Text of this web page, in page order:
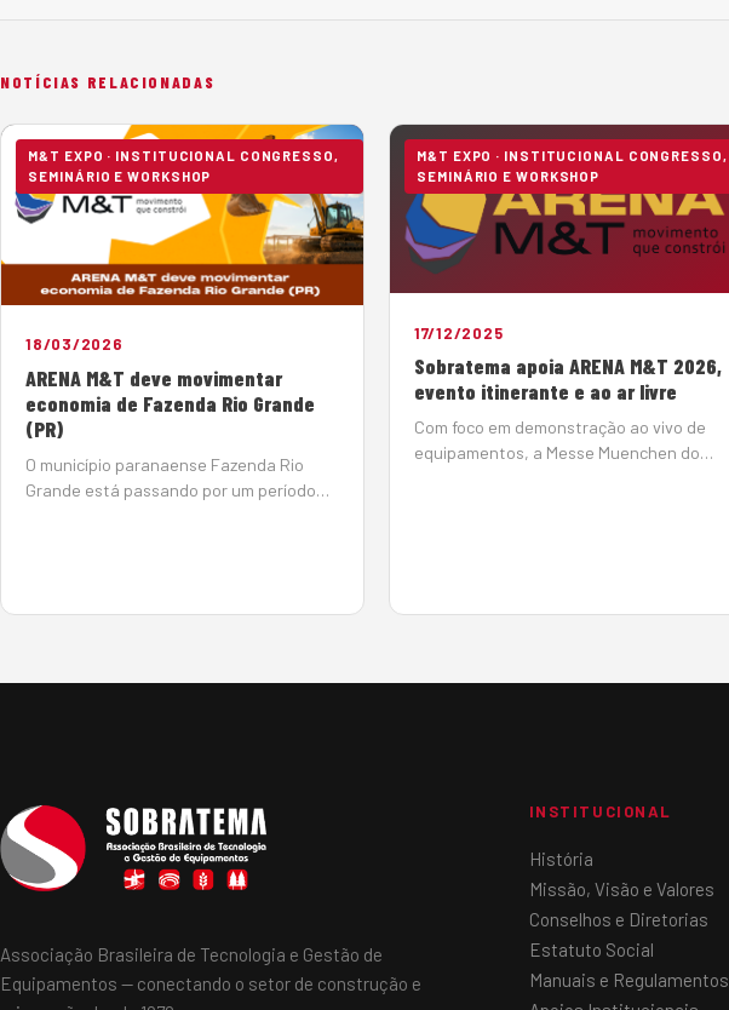
NOTÍCIAS RELACIONADAS
M&T EXPO · INSTITUCIONAL CONGRESSO,
SEMINÁRIO E WORKSHOP
18/03/2026
ARENA M&T deve movimentar
economia de Fazenda Rio Grande
(PR)
O município paranaense Fazenda Rio
Grande está passando por um período
contexto, a Messe Muenc…
M&T EXPO · INSTITUCIONAL CONGRESSO,
SEMINÁRIO E WORKSHOP
17/12/2025
Sobratema apoia ARENA M&T 2026,
evento itinerante e ao ar livre
Com foco em demonstração ao vivo de
equipamentos, a Messe Muenchen do
Associação Brasileira de Tecnologia e Gestão de
Equipamentos — conectando o setor de construção e
INSTITUCIONAL
História
Missão, Visão e Valores
Conselhos e Diretorias
Estatuto Social
Manuais e Regulamentos